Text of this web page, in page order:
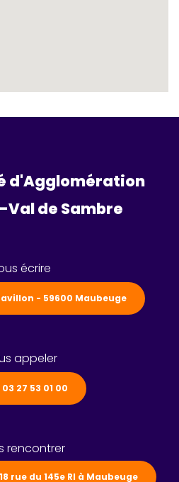
d'Agglomération
de Sambre
écrire
- 59600 Maubeuge
appeler
03 27 53 01 00
rencontrer
rue du 145e RI à Maubeuge